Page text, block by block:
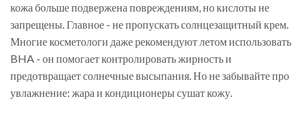
кожа больше подвержена повреждениям, но кислоты не
запрещены. Главное - не пропускать солнцезащитный крем.
Многие косметологи даже рекомендуют летом использовать
BHA - он помогает контролировать жирность и
предотвращает солнечные высыпания. Но не забывайте про
увлажнение: жара и кондиционеры сушат кожу.